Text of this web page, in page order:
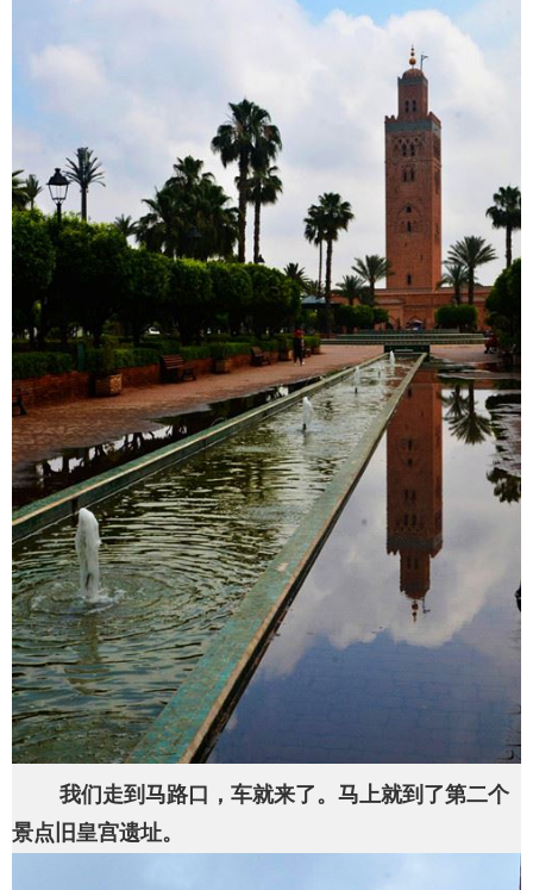
我们走到马路口，车就来了。马上就到了第二个
景点旧皇宫遗址。